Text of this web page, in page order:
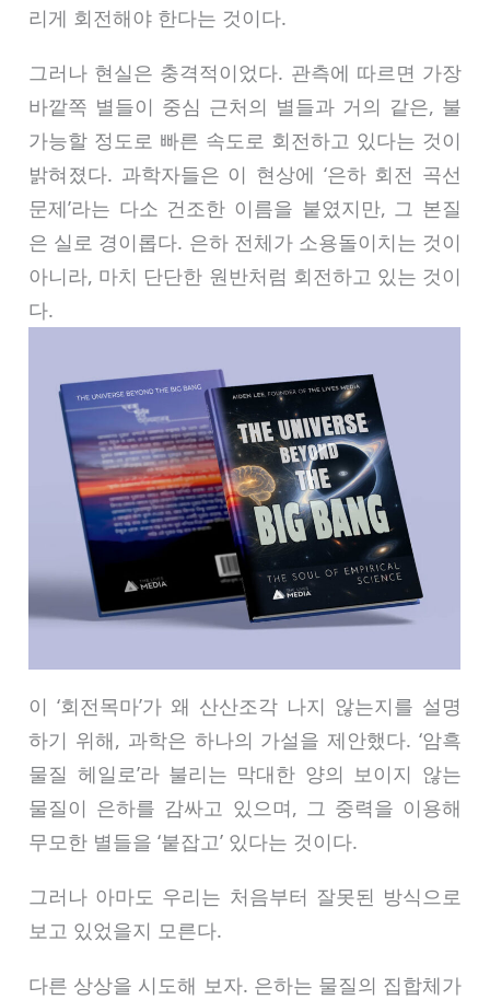
리게 회전해야 한다는 것이다.
그러나 현실은 충격적이었다. 관측에 따르면 가장
바깥쪽 별들이 중심 근처의 별들과 거의 같은, 불
가능할 정도로 빠른 속도로 회전하고 있다는 것이
밝혀졌다. 과학자들은 이 현상에 ‘은하 회전 곡선
문제’라는 다소 건조한 이름을 붙였지만, 그 본질
은 실로 경이롭다. 은하 전체가 소용돌이치는 것이
아니라, 마치 단단한 원반처럼 회전하고 있는 것이
다.
이 ‘회전목마’가 왜 산산조각 나지 않는지를 설명
하기 위해, 과학은 하나의 가설을 제안했다. ‘암흑
물질 헤일로’라 불리는 막대한 양의 보이지 않는
물질이 은하를 감싸고 있으며, 그 중력을 이용해
무모한 별들을 ‘붙잡고’ 있다는 것이다.
그러나 아마도 우리는 처음부터 잘못된 방식으로
보고 있었을지 모른다.
다른 상상을 시도해 보자. 은하는 물질의 집합체가